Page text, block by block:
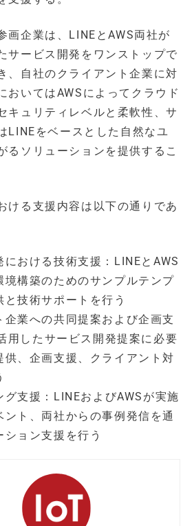
画企業は、LINEとAWS両社が
サービス開発をワンストップで
、自社のクライアント企業に対
おいてはAWSによってクラウド
キュリティレベルと柔軟性、サ
LINEをベースとした自然なユ
るソリューションを提供するこ
ける支援内容は以下の通りであ
における技術支援：LINEとAWS
境構築のためのサンプルテンプ
と技術サポートを行う
企業への共同提案および企画支
用したサービス開発提案に必要
供、企画支援、クライアント対
グ支援：LINEおよびAWSが実施
ント、両社からの事例発信を通
ション支援を行う